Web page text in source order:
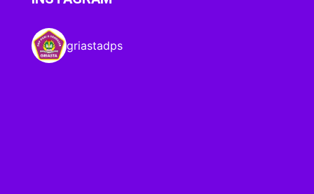
griastadps